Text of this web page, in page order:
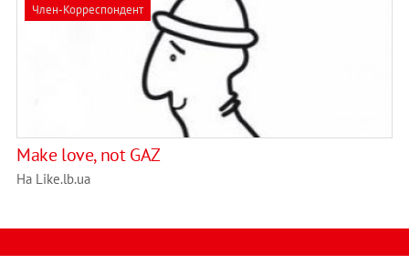
Член-Корреспондент
Make love, not GAZ
На Like.lb.ua